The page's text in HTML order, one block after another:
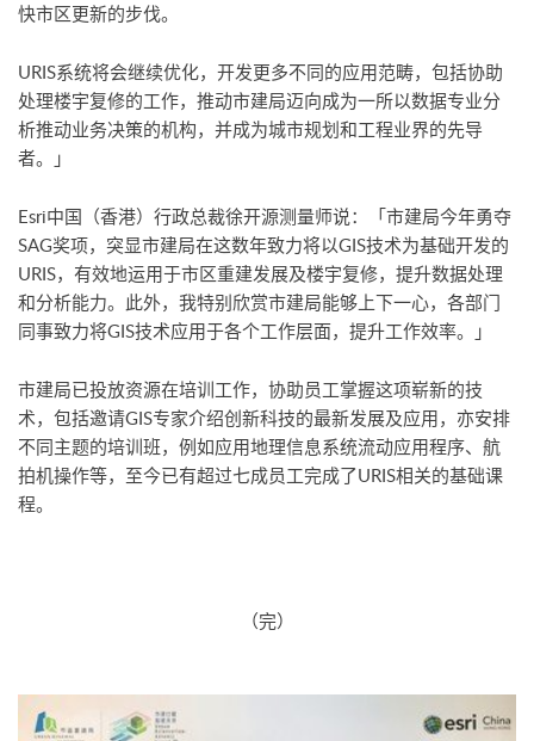
快市区更新的步伐。
URIS系统将会继续优化，开发更多不同的应用范畴，包括协助
处理楼宇复修的工作，推动市建局迈向成为一所以数据专业分
析推动业务决策的机构，并成为城市规划和工程业界的先导
者。」
Esri中国（香港）行政总裁徐开源测量师说：「市建局今年勇夺
SAG奖项，突显市建局在这数年致力将以GIS技术为基础开发的
URIS，有效地运用于市区重建发展及楼宇复修，提升数据处理
和分析能力。此外，我特别欣赏市建局能够上下一心，各部门
同事致力将GIS技术应用于各个工作层面，提升工作效率。」
市建局已投放资源在培训工作，协助员工掌握这项崭新的技
术，包括邀请GIS专家介绍创新科技的最新发展及应用，亦安排
不同主题的培训班，例如应用地理信息系统流动应用程序、航
拍机操作等，至今已有超过七成员工完成了URIS相关的基础课
程。
（完）